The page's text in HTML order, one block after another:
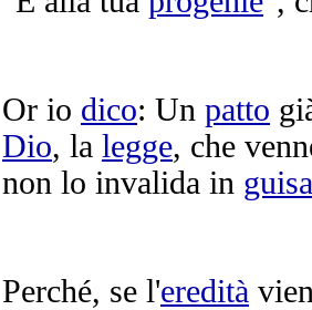
Or io dico: Un patto
Dio, la legge, che
non lo invalida in guisa
Perché, se l'eredità